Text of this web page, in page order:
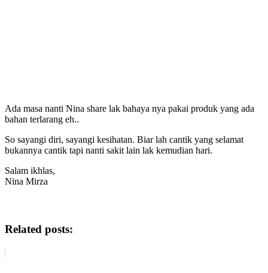
Ada masa nanti Nina share lak bahaya nya pakai produk yang ada
bahan terlarang eh..
So sayangi diri, sayangi kesihatan. Biar lah cantik yang selamat
bukannya cantik tapi nanti sakit lain lak kemudian hari.
Salam ikhlas,
Nina Mirza
Related posts: